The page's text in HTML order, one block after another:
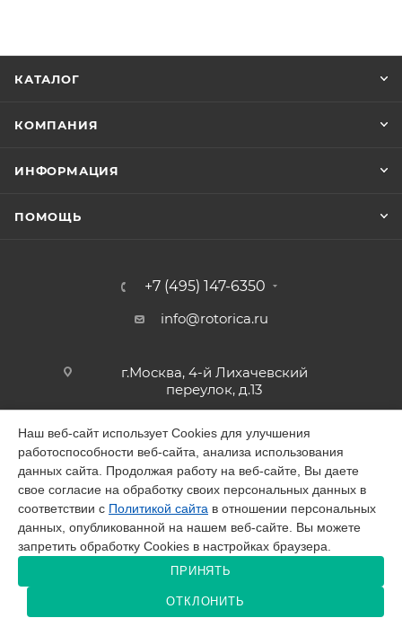
КАТАЛОГ
КОМПАНИЯ
ИНФОРМАЦИЯ
ПОМОЩЬ
+7 (495) 147-6350
info@rotorica.ru
г.Москва, 4-й Лихачевский
переулок, д.13
2026 © GALAGAR
Разработано в Victory
Наш веб-сайт использует Cookies для улучшения
работоспособности веб-сайта, анализа использования
данных сайта. Продолжая работу на веб-сайте, Вы даете
свое согласие на обработку своих персональных данных в
соответствии с Политикой сайта в отношении персональных
данных, опубликованной на нашем веб-сайте. Вы можете
запретить обработку Cookies в настройках браузера.
ПРИНЯТЬ
ОТКЛОНИТЬ